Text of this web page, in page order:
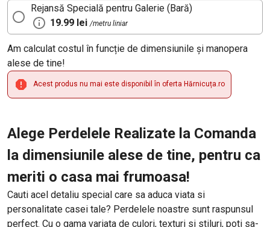
Rejansă Specială pentru Galerie (Bară)
19.99 lei /metru liniar
Am calculat costul în funcție de dimensiunile și manopera
alese de tine!
Acest produs nu mai este disponibil în oferta Hărnicuța.ro
Alege Perdelele Realizate la Comanda
la dimensiunile alese de tine, pentru ca
meriti o casa mai frumoasa!
Cauti acel detaliu special care sa aduca viata si
personalitate casei tale? Perdelele noastre sunt raspunsul
perfect. Cu o gama variata de culori, texturi si stiluri, poti sa-